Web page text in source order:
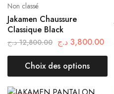
Non classé
Jakamen Chaussure
Classique Black
12,800.00 د.ج 3,800.00 د.ج
Choix des options